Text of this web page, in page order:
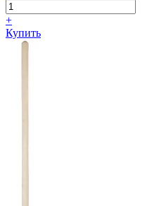
+
Купить